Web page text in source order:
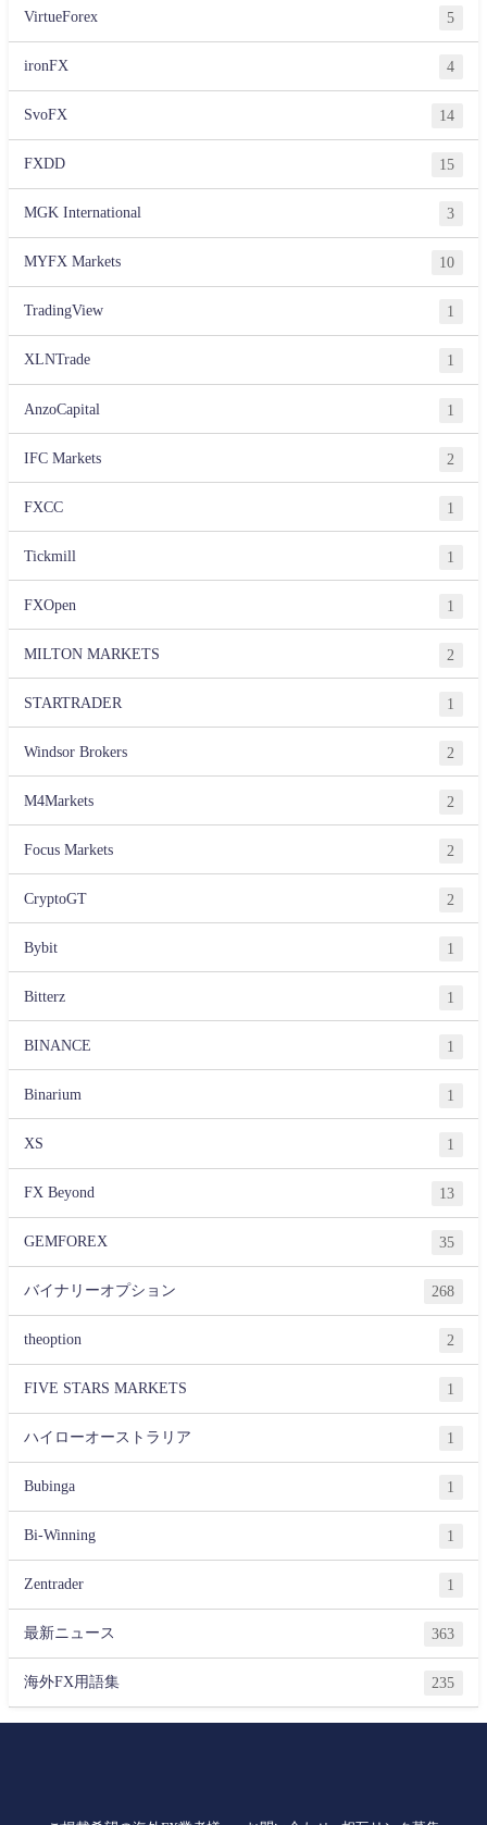
VirtueForex 5
ironFX 4
SvoFX 14
FXDD 15
MGK International 3
MYFX Markets 10
TradingView 1
XLNTrade 1
AnzoCapital 1
IFC Markets 2
FXCC 1
Tickmill 1
FXOpen 1
MILTON MARKETS 2
STARTRADER 1
Windsor Brokers 2
M4Markets 2
Focus Markets 2
CryptoGT 2
Bybit 1
Bitterz 1
BINANCE 1
Binarium 1
XS 1
FX Beyond 13
GEMFOREX 35
バイナリーオプション 268
theoption 2
FIVE STARS MARKETS 1
ハイローオーストラリア 1
Bubinga 1
Bi-Winning 1
Zentrader 1
最新ニュース 363
海外FX用語集 235